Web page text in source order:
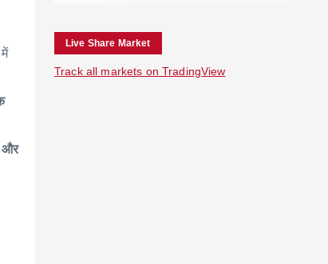
और
Live Share Market
Track all markets on TradingView